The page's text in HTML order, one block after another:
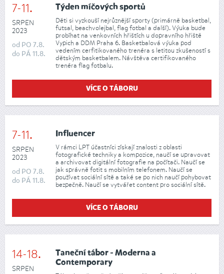
7-11.
SRPEN
2023
od PO 7.8.
do PÁ 11.8.
Týden míčových sportů
Děti si vyzkouší nejrůznější sporty (primárně basketbal,
futsal, beachvolejbal, flag fotbal a další). Výuka bude
probíhat na venkovních hřištích u dopravního hřiště
Vypich a DDM Praha 6. Basketbalová výuka pod
vedením cerfitikovaného trenéra s letitou zkušeností s
dětským basketbalem. Návštěva certifikovaného
trenéra flag fotbalu.
VÍCE O TÁBORU
7-11.
SRPEN
2023
od PO 7.8.
do PÁ 11.8.
Influencer
V rámci LPT účastníci získají znalosti z oblasti
fotografické techniky a kompozice, naučí se upravovat
a archivovat digitální fotografie na počítači. Naučí se
jak správně fotit s mobilním telefonem. Naučí se
používat sociální sítě a také se po nich naučí pohybovat
bezpečně. Naučí se vytvářet content pro sociální sítě.
VÍCE O TÁBORU
14-18.
SRPEN
Taneční tábor - Moderna a
Contemporary